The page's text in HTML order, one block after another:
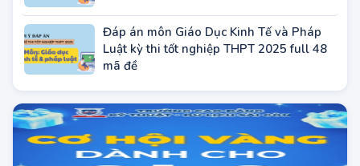
thi THPT 2025 full mã đề (tham khảo)
Đáp án môn Giáo Dục Kinh Tế và Pháp
mã đề